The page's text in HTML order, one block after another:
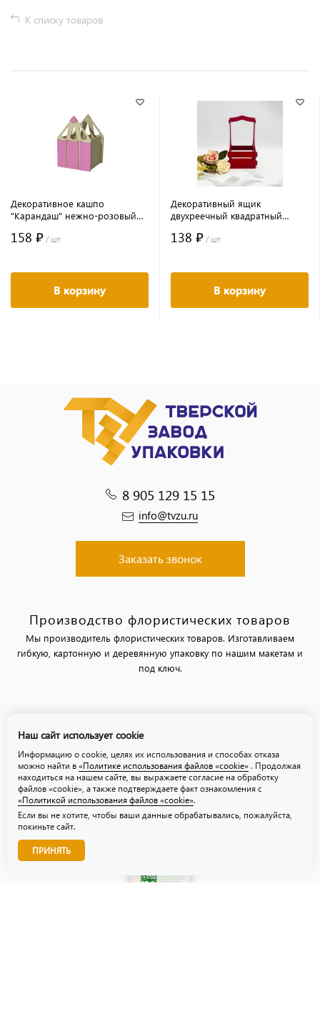
К списку товаров
Декоративное кашпо
"Карандаш" нежно-розовый
158 ₽ / шт
В корзину
Декоративный ящик
двухреечный квадратный
138 ₽ / шт
В корзину
8 905 129 15 15
info@tvzu.ru
Заказать звонок
Производство флористических товаров
Мы производитель флористических товаров. Изготавливаем
гибкую, картонную и деревянную упаковку по нашим макетам и
под ключ.
Политика использования файлов «cookie»
Звоните нам!
Наш сайт использует cookie
Информацию о cookie, целях их использования и способах отказа
можно найти в «Политике использования файлов «cookie» . Продолжая
находиться на нашем сайте, вы выражаете согласие на обработку
файлов «cookie», а также подтверждаете факт ознакомления с
«Политикой использования файлов «cookie».
Если вы не хотите, чтобы ваши данные обрабатывались, пожалуйста,
покиньте сайт.
ПРИНЯТЬ